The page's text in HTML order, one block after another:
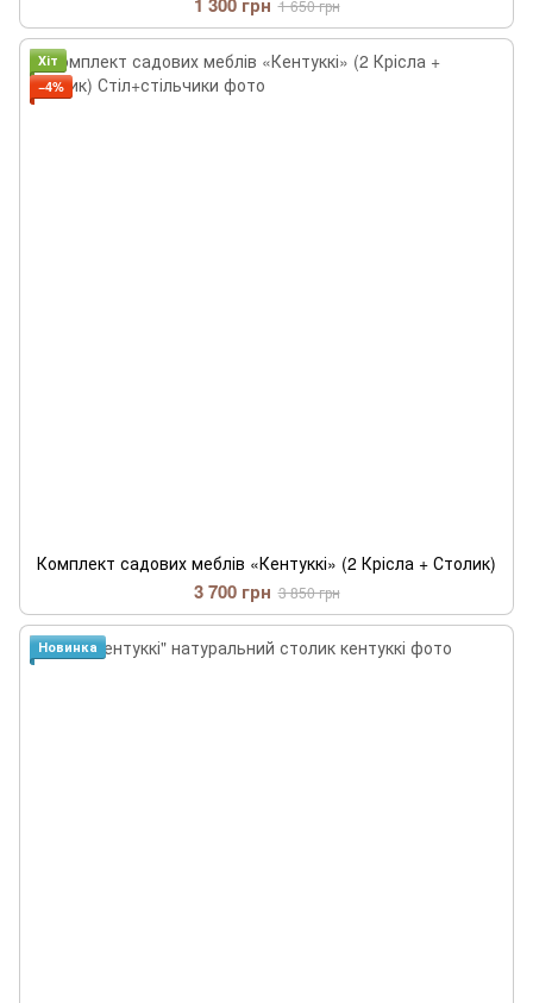
1 650 грн
Хіт
−4%
Комплект садових меблів «Кентуккі» (2 Крісла + Столик)
3 700 грн 3 850 грн
Новинка